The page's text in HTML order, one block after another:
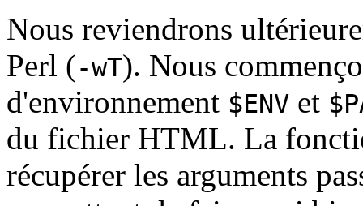
Nous reviendrons
Perl (-wT). Nous
d'environnement $ENV et
du fichier HTML. La
récupérer les arguments